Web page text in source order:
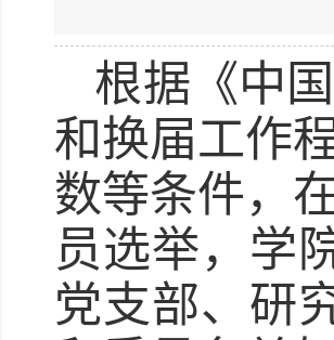
根据《中
和换届工作
数等条件，
员选举，学
党支部、研